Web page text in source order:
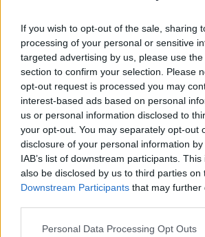
If you wish to opt-out of the sale, sharing
processing of your personal or sensitive
targeted advertising by us, please use
section to confirm your selection. Please
opt-out request is processed you may
interest-based ads based on personal
us or personal information disclosed to
your opt-out. You may separately opt-out
disclosure of your personal information
IAB’s list of downstream participants.
also be disclosed by us to third parties on
Downstream Participants that may further
Please note that this website/app uses
Personal Data Processing Opt Outs